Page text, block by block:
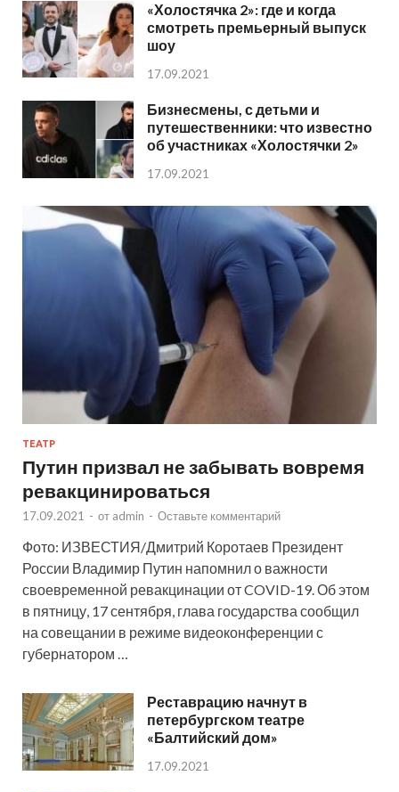
«Холостячка 2»: где и когда
смотреть премьерный выпуск
шоу
17.09.2021
Бизнесмены, с детьми и
путешественники: что известно
об участниках «Холостячки 2»
17.09.2021
ТЕАТР
Путин призвал не забывать вовремя
ревакцинироваться
17.09.2021 - от admin - Оставьте комментарий
Фото: ИЗВЕСТИЯ/Дмитрий Коротаев Президент
России Владимир Путин напомнил о важности
своевременной ревакцинации от COVID-19. Об этом
в пятницу, 17 сентября, глава государства сообщил
на совещании в режиме видеоконференции с
губернатором …
Реставрацию начнут в
петербургском театре
«Балтийский дом»
17.09.2021